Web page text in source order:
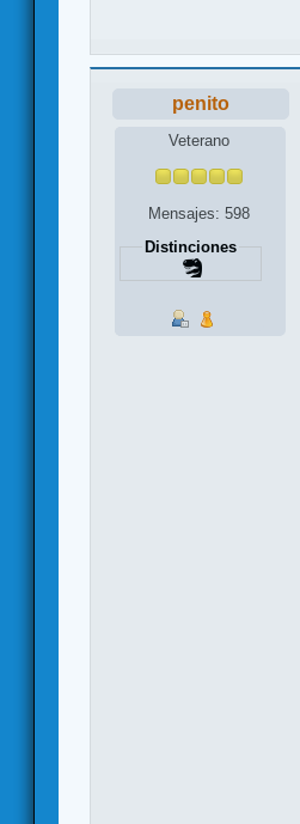
penito
Veterano
Mensajes: 598
Distinciones